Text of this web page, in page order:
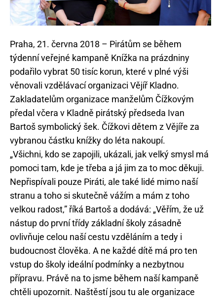
Praha, 21. června 2018 – Pirátům se během
týdenní veřejné kampaně Knížka na prázdniny
podařilo vybrat 50 tisíc korun, které v plné výši
věnovali vzdělávací organizaci Vějíř Kladno.
Zakladatelům organizace manželům Čížkovým
předal včera v Kladně pirátský předseda Ivan
Bartoš symbolický šek. Čížkovi dětem z Vějíře za
vybranou částku knížky do léta nakoupí.
„Všichni, kdo se zapojili, ukázali, jak velký smysl má
pomoci tam, kde je třeba a já jim za to moc děkuji.
Nepřispívali pouze Piráti, ale také lidé mimo naší
stranu a toho si skutečně vážím a mám z toho
velkou radost,” říká Bartoš a dodává: „Věřím, že už
nástup do první třídy základní školy zásadně
ovlivňuje celou naší cestu vzděláním a tedy i
budoucnost člověka. A ne každé dítě má pro ten
vstup do školy ideální podmínky a nezbytnou
přípravu. Právě na to jsme během naší kampaně
chtěli upozornit. Naštěstí jsou tu ale organizace